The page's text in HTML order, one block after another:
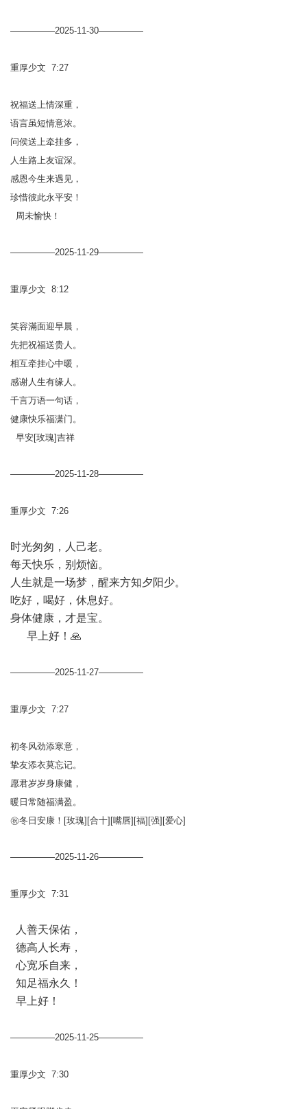
—————2025-11-30—————
重厚少文 7:27
祝福送上情深重，
语言虽短情意浓。
问侯送上牵挂多，
人生路上友谊深。
感恩今生来遇见，
珍惜彼此永平安！
周未愉快！
—————2025-11-29—————
重厚少文 8:12
笑容滿面迎早晨，
先把祝福送贵人。
相互牵挂心中暖，
感谢人生有缘人。
千言万语一句话，
健康快乐福潇门。
早安[玫瑰]吉祥
—————2025-11-28—————
重厚少文 7:26
时光匆匆，人己老。
每天快乐，别烦恼。
人生就是一场梦，醒来方知夕阳少。
吃好，喝好，休息好。
身体健康，才是宝。
早上好！🙏
—————2025-11-27—————
重厚少文 7:27
初冬风劲添寒意，
挚友添衣莫忘记。
愿君岁岁身康健，
暖日常随福满盈。
㊗冬日安康！[玫瑰][合十][嘴唇][福][强][爱心]
—————2025-11-26—————
重厚少文 7:31
人善天保佑，
德高人长寿，
心宽乐自来，
知足福永久！
早上好！
—————2025-11-25—————
重厚少文 7:30